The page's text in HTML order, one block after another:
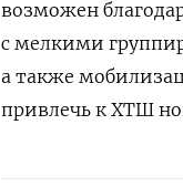
возможен
с мелкими
а также
привлечь к ХТШ